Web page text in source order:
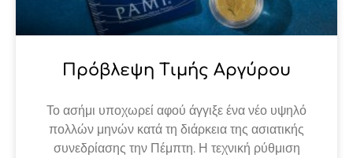
Πρόβλεψη Τιμής Αργύρου
Το ασήμι υποχωρεί αφού άγγιξε ένα νέο υψηλό
πολλών μηνών κατά τη διάρκεια της ασιατικής
συνεδρίασης την Πέμπτη. Η τεχνική ρύθμιση